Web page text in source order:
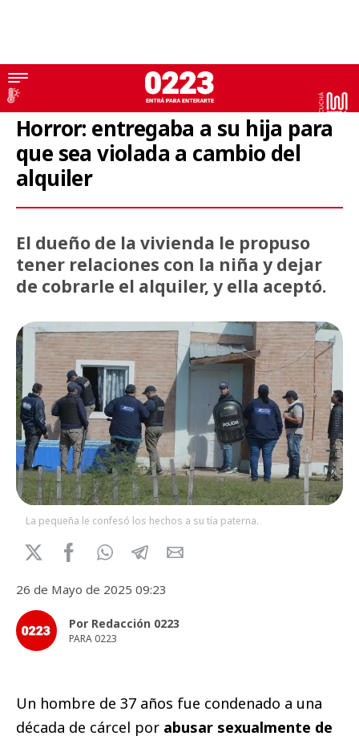
Hija
Horror: entregaba a su hija para
que sea violada a cambio del
alquiler
El dueño de la vivienda le propuso
tener relaciones con la niña y dejar
de cobrarle el alquiler, y ella aceptó.
La pequeña le confesó los hechos a su tía paterna.
26 de Mayo de 2025 09:23
Por Redacción 0223
PARA 0223
Un hombre de 37 años fue condenado a una
década de cárcel por abusar sexualmente de